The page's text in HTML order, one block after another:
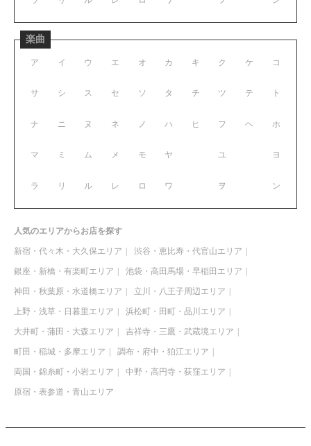
楽曲
ア イ ウ エ オ
サ シ ス セ ソ
ナ ニ ヌ ネ ノ
マ ミ ム メ モ
ラ リ ル レ ロ
カ キ ク ケ コ
タ チ ツ テ ト
ハ ヒ フ ヘ ホ
ヤ ユ ヨ
ワ ヲ ン
人気のエリアからお店を探す
新宿・代々木・大久保エリア 渋谷・恵比寿・代官山エリア
銀座・新橋・有楽町エリア 池袋・高田馬場・早稲田エリア
神田・秋葉原・水道橋エリア 立川・八王子周辺エリア
上野・浅草・日暮里エリア 浜松町・田町・品川エリア
大井町・蒲田・大森エリア 吉祥寺・三鷹・武蔵境エリア
町田・稲城・多摩エリア 調布・府中・狛江エリア
両国・錦糸町・小岩エリア 中野・高円寺・荻窪エリア
原宿・表参道・青山エリア